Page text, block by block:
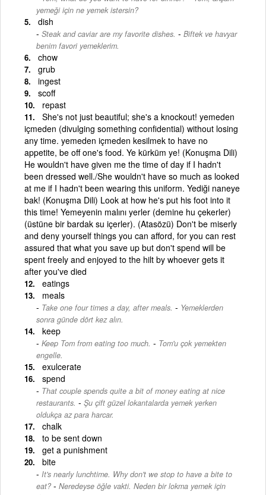
yemeği için ne yemek istersin?
dish
Steak and caviar are my favorite dishes. - Biftek ve havyar
benim favori yemeklerim.
chow
grub
ingest
scoff
repast
She's not just beautiful; she's a knockout! yemeden
içmeden (divulging something confidential) without losing
any time. yemeden içmeden kesilmek to have no
appetite, be off one's food. Ye kürküm ye! (Konuşma Dili)
He wouldn't have given me the time of day if I hadn't
been dressed well./She wouldn't have so much as looked
at me if I hadn't been wearing this uniform. Yediği naneye
bak! (Konuşma Dili) Look at how he's put his foot into it
this time! Yemeyenin malını yerler (demine hu çekerler)
(üstüne bir bardak su içerler). (Atasözü) Don't be miserly
and deny yourself things you can afford, for you can rest
assured that what you save up but don't spend will be
spent freely and enjoyed to the hilt by whoever gets it
after you've died
eatings
meals
Take one four times a day, after meals. - Yemeklerden
sonra günde dört kez alın.
keep
Keep Tom from eating too much. - Tom'u çok yemekten
engelle.
exulcerate
spend
That couple spends quite a bit of money eating at nice
restaurants. - Şu çift güzel lokantalarda yemek yerken
oldukça az para harcar.
chalk
to be sent down
get a punishment
bite
It's nearly lunchtime. Why don't we stop to have a bite to
eat? - Neredeyse öğle vakti. Neden bir lokma yemek için